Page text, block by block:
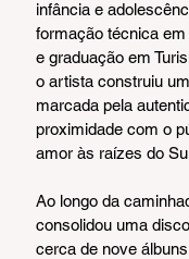
infância e
formação técnica
e graduação em
o artista construiu
marcada pela
proximidade com o
amor às raízes do
Ao longo da
consolidou uma
cerca de nove